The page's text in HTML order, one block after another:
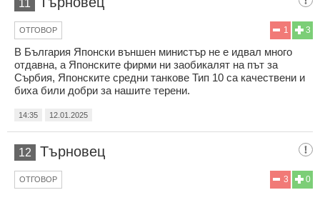
11
3
1
ОТГОВОР
В България Японски външен министър не е идвал много
отдавна, а Японските фирми ни заобикалят на път за
Сърбия, Японските средни танкове Тип 10 са качествени и
биха били добри за нашите терени.
14:35 12.01.2025
12 Търновец
0
3
ОТГОВОР